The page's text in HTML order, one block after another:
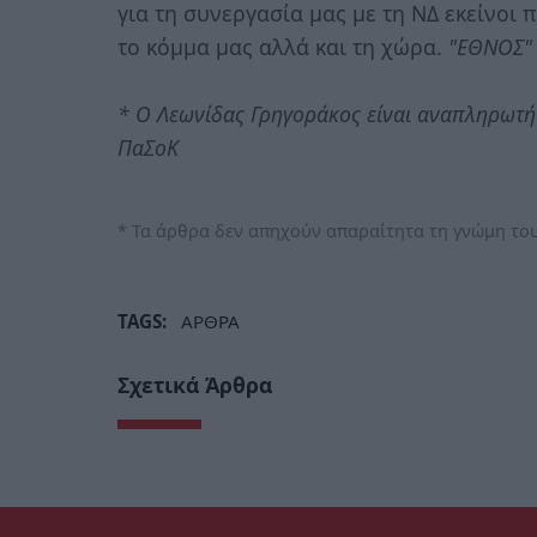
για τη συνεργασία μας με τη ΝΔ εκείνοι
το κόμμα μας αλλά και τη χώρα. "ΕΘΝΟΣ"
* Ο Λεωνίδας Γρηγοράκος είναι
ΠαΣοΚ
* Τα άρθρα δεν απηχούν απαραίτητα τη γνώμη
TAGS: ΑΡΘΡΑ
Σχετικά Άρθρα